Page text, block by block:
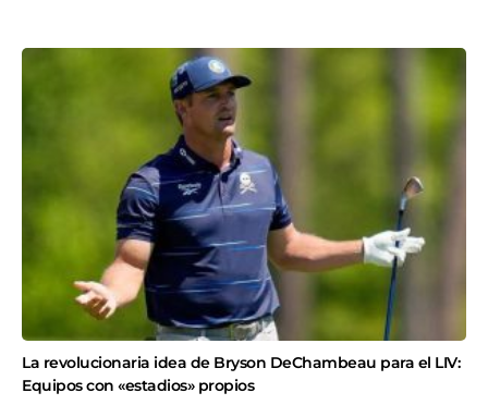
La revolucionaria idea de Bryson DeChambeau para el LIV:
Equipos con «estadios» propios